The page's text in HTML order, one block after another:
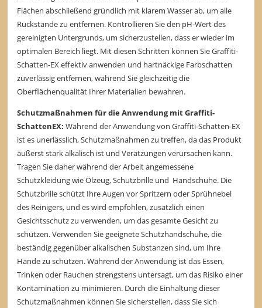
Flächen abschließend gründlich mit klarem Wasser ab, um alle
Rückstände zu entfernen. Kontrollieren Sie den pH-Wert des
gereinigten Untergrunds, um sicherzustellen, dass er wieder im
optimalen Bereich liegt. Mit diesen Schritten können Sie Graffiti-
Schatten-EX effektiv anwenden und hartnäckige Farbschatten
zuverlässig entfernen, während Sie gleichzeitig die
Oberflächenqualität Ihrer Materialien bewahren.
Schutzmaßnahmen für die Anwendung mit Graffiti-
SchattenEX:Während der Anwendung von Graffiti-Schatten-EX
ist es unerlässlich, Schutzmaßnahmen zu treffen, da das Produkt
äußerst stark alkalisch ist und Verätzungen verursachen kann.
Tragen Sie daher während der Arbeit angemessene
Schutzkleidung wie Ölzeug, Schutzbrille und Handschuhe. Die
Schutzbrille schützt Ihre Augen vor Spritzern oder Sprühnebel
des Reinigers, und es wird empfohlen, zusätzlich einen
Gesichtsschutz zu verwenden, um das gesamte Gesicht zu
schützen. Verwenden Sie geeignete Schutzhandschuhe, die
beständig gegenüber alkalischen Substanzen sind, um Ihre
Hände zu schützen. Während der Anwendung ist das Essen,
Trinken oder Rauchen strengstens untersagt, um das Risiko einer
Kontamination zu minimieren. Durch die Einhaltung dieser
Schutzmaßnahmen können Sie sicherstellen, dass Sie sich